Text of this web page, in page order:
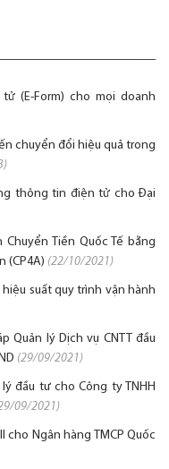
(E-Form) cho mọi doanh
chuyển đổi hiệu quả trong
thông tin điện tử cho Đại
Tiền Quốc Tế bằng
(CP4A) (22/10/2021)
suất quy trình vận hành
Quản lý Dịch vụ CNTT đầu
(29/09/2021)
đầu tư cho Công ty TNHH
09/2021)
cho Ngân hàng TMCP Quốc